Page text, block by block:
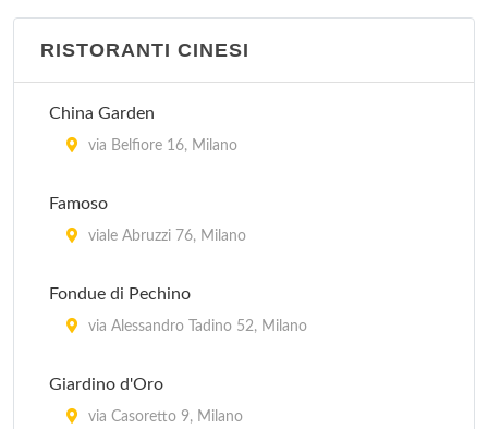
RISTORANTI CINESI
China Garden
via Belfiore 16, Milano
Famoso
viale Abruzzi 76, Milano
Fondue di Pechino
via Alessandro Tadino 52, Milano
Giardino d'Oro
via Casoretto 9, Milano